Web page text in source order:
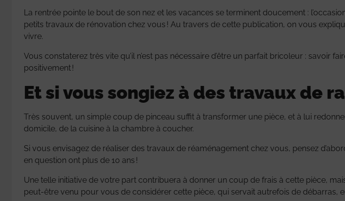
La rentrée pointe le bout de son nez et les vacances se terminent doucement :
petits travaux de rénovation chez vous ! Au travers de cette publication, on vous
vivre.
Vous constaterez très vite qu’il n’est pas nécessaire d’être un parfait bricoleur :
positivement !
Et si vous songiez à des travaux de
Très souvent, un simple coup de pinceau suffit à transformer une pièce, et à lui
domicile, de la cuisine à la chambre à coucher.
Si vous envisagez de réaliser des travaux de réaménagement chez vous, pensez
en question ont plus de 10 ans !
Une telle initiative de votre part contribuera à donner un coup de frais à cette pièce,
peut-être venu pour vous de considérer cette pièce, qui servait autrefois de débarras,